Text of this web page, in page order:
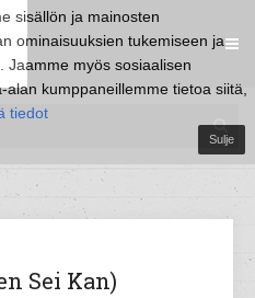
sisällön ja mainosten
ominaisuuksien tukemiseen ja
Jaamme myös sosiaalisen
kumppaneillemme tietoa siitä,
tiedot
Sulje
Sei Kan)